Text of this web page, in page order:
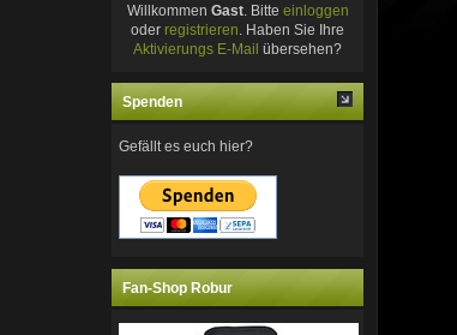
Willkommen Gast. Bitte einloggen
oder registrieren . Haben Sie Ihre
Aktivierungs E-Mail übersehen?
Spenden
Gefällt es euch hier?
Fan-Shop Robur